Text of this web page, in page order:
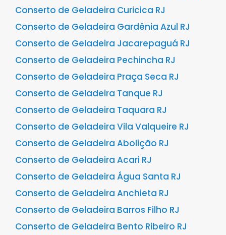
Conserto de Geladeira Curicica RJ
Conserto de Geladeira Gardênia Azul RJ
Conserto de Geladeira Jacarepaguá RJ
Conserto de Geladeira Pechincha RJ
Conserto de Geladeira Praça Seca RJ
Conserto de Geladeira Tanque RJ
Conserto de Geladeira Taquara RJ
Conserto de Geladeira Vila Valqueire RJ
Conserto de Geladeira Abolição RJ
Conserto de Geladeira Acari RJ
Conserto de Geladeira Água Santa RJ
Conserto de Geladeira Anchieta RJ
Conserto de Geladeira Barros Filho RJ
Conserto de Geladeira Bento Ribeiro RJ